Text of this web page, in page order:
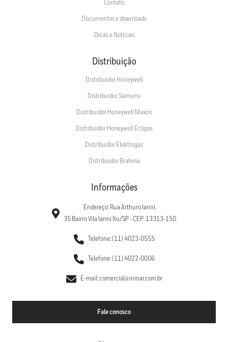
Contato
Documentos e downloads
Dicas e Notícias
Distribuição
Distribuidor Honeywell
Distribuidor Siemens
Distribuidor Honeywell Maxon
Distribuidor Honeywell Eclipse
Distribuidor Elektrogas
Distribuidor Brahma
Informações
Endereço: Rua Arthuro Ianni,
35 Bairro Vila Ianni Itu/SP - CEP: 13313-150
Telefone: (11) 4023-0555
Telefone: (11) 4022-0006
E-mail: comercial@inmar.com.br
Fale conosco